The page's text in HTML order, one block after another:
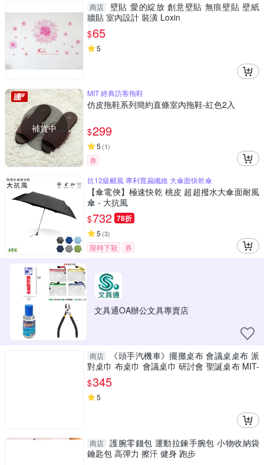
商店
壁貼 愛的綻放 創意壁貼 無痕壁貼 壁紙
牆貼 室內設計 裝潢 Loxin
$65
5
補貨中
MIT 經典訪客拖鞋
仿皮拖鞋系列簡約直條室內拖鞋-紅色2入
$299
5 (1)
券
抗12級颶風 專利寬扁纖維 大傘面快乾傘
【傘電俠】極速快乾 桃皮 超超撥水大傘面耐風
傘 - 大抗風
$732 78折
5 (3)
限時下殺 券
文具通OA辦公文具專賣店
商店
《頭手汽機車》擺攤桌布 會議桌桌布 派
對桌巾 布桌巾 會議桌巾 研討會 聖誕桌布 MIT-
FT18060FCG
$345
5
商店 護腕零錢包 運動拉鍊手腕包 小物收納袋
鑰匙包 高彈力 擦汗 健身 跑步